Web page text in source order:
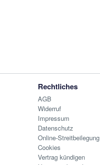
Rechtliches
AGB
Widerruf
Impressum
Datenschutz
Online-Streitbeilegung
Cookies
Vertrag kündigen